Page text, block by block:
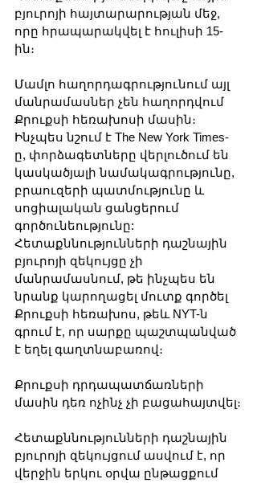
բյուրոյի հայտարարության մեջ,
որը հրապարակվել է հուլիսի 15-
ին։
Մամլո հաղորդագրությունում այլ
մանրամասներ չեն հաղորդվում
Քրուքսի հեռախոսի մասին։
Ինչպես նշում է The New York Times-
ը, փորձագետները վերլուծում են
կասկածյալի նամակագրությունը,
բրաուզերի պատմությունը և
սոցիալական ցանցերում
գործունեությունը:
Հետաքննությունների դաշնային
բյուրոյի զեկույցը չի
մանրամասնում, թե ինչպես են
նրանք կարողացել մուտք գործել
Քրուքսի հեռախոս, թեև NYT-ն
գրում է, որ սարքը պաշտպանված
է եղել գաղտնաբառով։
Քրուքսի դրդապատճառների
մասին դեռ ոչինչ չի բացահայտվել։
Հետաքննությունների դաշնային
բյուրոյի զեկույցում ասվում է, որ
վերջին երկու օրվա ընթացքում